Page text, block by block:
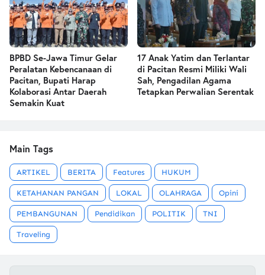
BPBD Se-Jawa Timur Gelar
Peralatan Kebencanaan di
Pacitan, Bupati Harap
Kolaborasi Antar Daerah
Semakin Kuat
17 Anak Yatim dan Terlantar
di Pacitan Resmi Miliki Wali
Sah, Pengadilan Agama
Tetapkan Perwalian Serentak
Main Tags
ARTIKEL BERITA Features HUKUM
KETAHANAN PANGAN LOKAL OLAHRAGA Opini
PEMBANGUNAN Pendidikan POLITIK TNI
Traveling